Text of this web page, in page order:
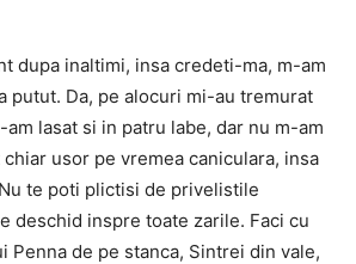
dupa inaltimi, insa credeti-ma, m-am
putut. Da, pe alocuri mi-au tremurat
lasat si in patru labe, dar nu m-am
usor pe vremea caniculara, insa
te poti plictisi de privelistile
deschid inspre toate zarile. Faci cu
Penna de pe stanca, Sintrei din vale,